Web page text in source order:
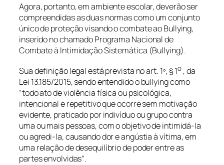
Agora, portanto, em ambiente escolar, deverão ser
compreendidas as duas normas como um conjunto
único de proteção visando o combate ao Bullying,
inserido no chamado Programa Nacional de
Combate à Intimidação Sistemática (Bullying).
Sua definição legal está prevista no art. 1º, § 1o , da
Lei 13.185/2015, sendo entendido obullyingcomo
“todo ato de violência física ou psicológica,
intencional e repetitivo que ocorre sem motivação
evidente, praticado por indivíduo ou grupo contra
uma ou mais pessoas, com o objetivo de intimidá-la
ou agredi-la, causando dor e angústia à vítima, em
uma relação de desequilíbrio de poder entre as
partes envolvidas”.